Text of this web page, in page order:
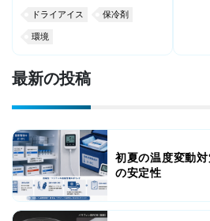
ドライアイス 保冷剤
環境
最新の投稿
初夏の温度変動
の安定性